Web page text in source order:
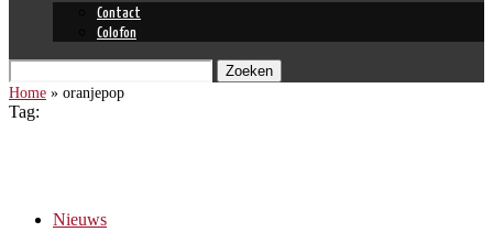
Contact
Colofon
Zoeken
Home » oranjepop
Tag:
Nieuws